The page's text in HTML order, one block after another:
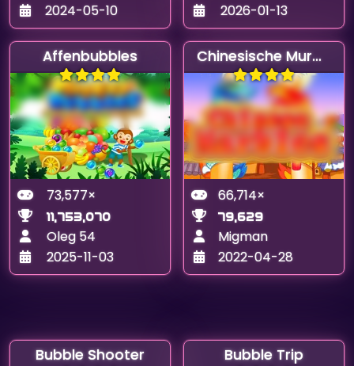
2024-05-10
2026-01-13
Affenbubbles
73,577×
11,753,070
Oleg 54
2025-11-03
Chinesische Murmeln
66,714×
79,629
Migman
2022-04-28
Bubble Shooter Bubble Trip